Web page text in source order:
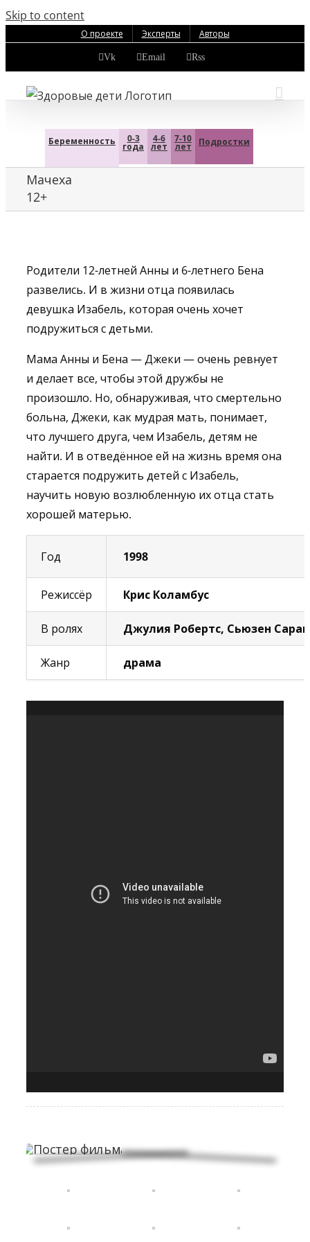
Skip to content
О проекте Эксперты Авторы
Vk Email Rss
Беременность 0-3
года
4-6
лет
7-10
лет Подростки
Мачеха
12+
Родители 12-летней Анны и 6-летнего Бена
развелись. И в жизни отца появилась
девушка Изабель, которая очень хочет
подружиться с детьми.
Мама Анны и Бена — Джеки — очень ревнует
и делает все, чтобы этой дружбы не
произошло. Но, обнаруживая, что смертельно
больна, Джеки, как мудрая мать, понимает,
что лучшего друга, чем Изабель, детям не
найти. И в отведённое ей на жизнь время она
старается подружить детей с Изабель,
научить новую возлюбленную их отца стать
хорошей матерью.
Год 1998
Режиссёр Крис Коламбус
В ролях Джулия Робертс, Сьюзен
Жанр драма